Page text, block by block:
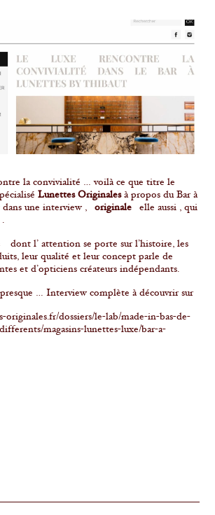
la convivialité … voilà ce que titre le
Lunettes Originalesà propos du Bar à
dans une interview ,originale elle aussi , qui
.
dont l’ attention se porte sur l’histoire, les
leur qualité et leur concept parle de
et d’opticiens créateurs indépendants.
… Interview complète à découvrir sur
originales.fr/dossiers/le-lab/made-in-bas-de-
magasins-lunettes-luxe/bar-a-